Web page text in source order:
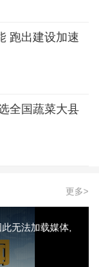
跑出建设加速
全国蔬菜大县
更多>
无法加载媒体,